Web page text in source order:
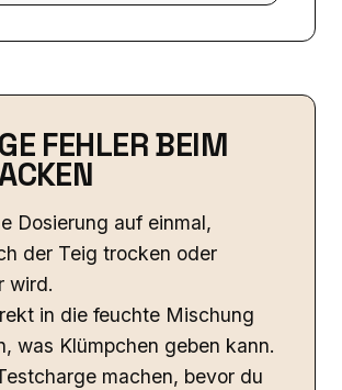
FEHLER BEIM
Dosierung auf einmal,
der Teig trocken oder
wird.
in die feuchte Mischung
was Klümpchen geben kann.
machen, bevor du